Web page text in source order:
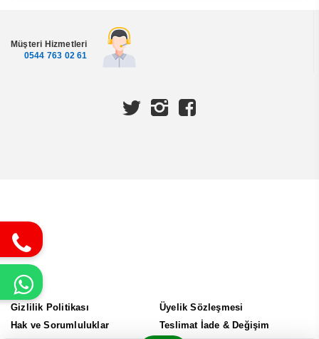
Müşteri Hizmetleri
0544 763 02 61
Gizlilik Politikası
Üyelik Sözleşmesi
Hak ve Sorumluluklar
Teslimat İade & Değişim